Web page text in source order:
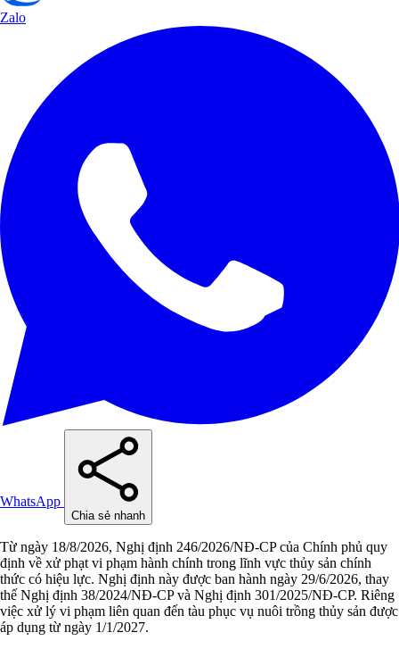
Zalo
WhatsApp
Chia sẻ nhanh
Từ ngày 18/8/2026, Nghị định 246/2026/NĐ-CP của Chính phủ quy
định về xử phạt vi phạm hành chính trong lĩnh vực thủy sản chính
thức có hiệu lực. Nghị định này được ban hành ngày 29/6/2026, thay
thế Nghị định 38/2024/NĐ-CP và Nghị định 301/2025/NĐ-CP. Riêng
việc xử lý vi phạm liên quan đến tàu phục vụ nuôi trồng thủy sản được
áp dụng từ ngày 1/1/2027.